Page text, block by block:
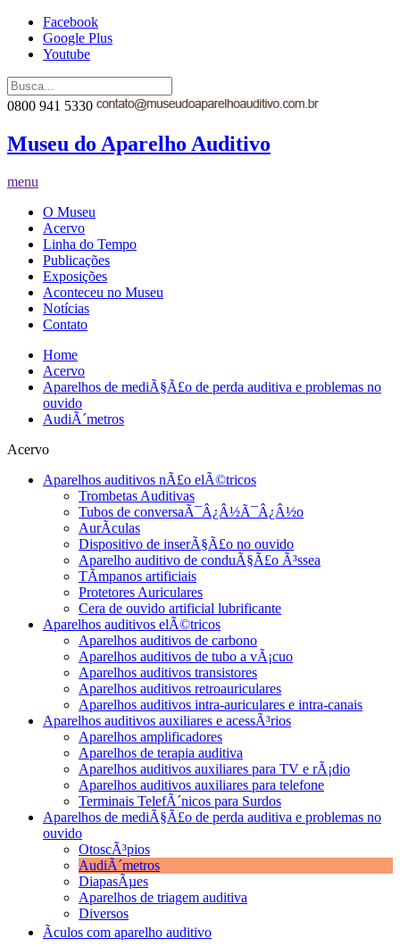
Facebook
Google Plus
Youtube
0800 941 5330
Museu do Aparelho Auditivo
menu
O Museu
Acervo
Linha do Tempo
Publicações
Exposições
Aconteceu no Museu
Notícias
Contato
Home
Acervo
Aparelhos de mediÃ§Ã£o de perda auditiva e problemas no
ouvido
AudiÃ´metros
Acervo
Aparelhos auditivos nÃ£o elÃ©tricos
Trombetas Auditivas
Tubos de conversaÃ¯Â¿Â½Ã¯Â¿Â½o
AurÃ­culas
Dispositivo de inserÃ§Ã£o no ouvido
Aparelho auditivo de conduÃ§Ã£o Ã³ssea
TÃ­mpanos artificiais
Protetores Auriculares
Cera de ouvido artificial lubrificante
Aparelhos auditivos elÃ©tricos
Aparelhos auditivos de carbono
Aparelhos auditivos de tubo a vÃ¡cuo
Aparelhos auditivos transistores
Aparelhos auditivos retroauriculares
Aparelhos auditivos intra-auriculares e intra-canais
Aparelhos auditivos auxiliares e acessÃ³rios
Aparelhos amplificadores
Aparelhos de terapia auditiva
Aparelhos auditivos auxiliares para TV e rÃ¡dio
Aparelhos auditivos auxiliares para telefone
Terminais TelefÃ´nicos para Surdos
Aparelhos de mediÃ§Ã£o de perda auditiva e problemas no
ouvido
OtoscÃ³pios
AudiÃ´metros
DiapasÃµes
Aparelhos de triagem auditiva
Diversos
Ãculos com aparelho auditivo